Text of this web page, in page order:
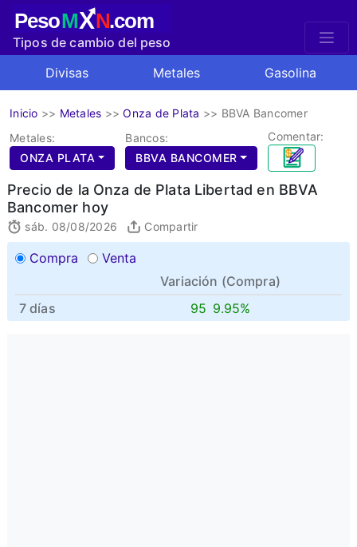
PesoMXN.com
Tipos de cambio del peso
Divisas Metales Gasolina
Inicio >> Metales >>Onza de Plata >> BBVA Bancomer
Metales:
ONZA PLATA
Bancos:
BBVA BANCOMER
Comentar:
Precio de la Onza de Plata Libertad en BBVA
Bancomer hoy
sáb. 08/08/2026 Compartir
Compra
Venta
Variación (Compra)
7 días
95 9.95%